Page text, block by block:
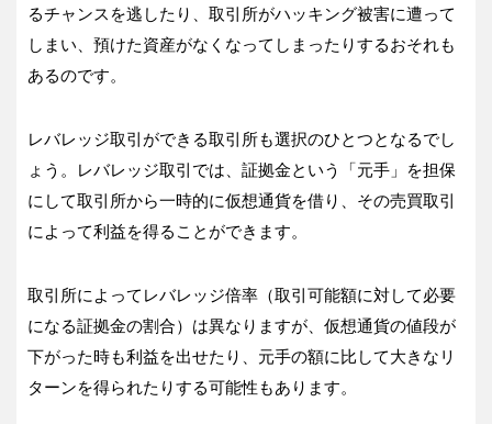
るチャンスを逃したり、取引所がハッキング被害に遭って
しまい、預けた資産がなくなってしまったりするおそれも
あるのです。
レバレッジ取引ができる取引所も選択のひとつとなるでし
ょう。レバレッジ取引では、証拠金という「元手」を担保
にして取引所から一時的に仮想通貨を借り、その売買取引
によって利益を得ることができます。
取引所によってレバレッジ倍率（取引可能額に対して必要
になる証拠金の割合）は異なりますが、仮想通貨の値段が
下がった時も利益を出せたり、元手の額に比して大きなリ
ターンを得られたりする可能性もあります。